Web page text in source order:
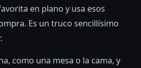
en plano y usa esos
Es un truco sencillísimo
como una mesa o la cama, y